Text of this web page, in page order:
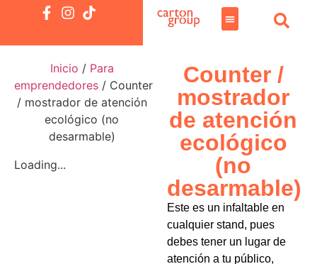
Inicio / Para
emprendedores / Counter
/ mostrador de atención
ecológico (no
desarmable)
Loading...
Counter /
mostrador
de atención
ecológico
(no
desarmable)
Este es un infaltable en
cualquier stand, pues
debes tener un lugar de
atención a tu público,